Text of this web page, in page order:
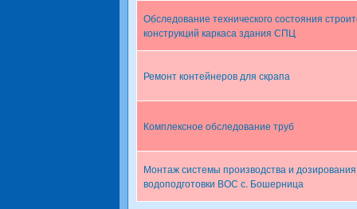
Обследование технического состояния
конструкций каркаса здания СПЦ
Ремонт контейнеров для скрапа
Комплексное обследование труб
Монтаж системы производства и
водоподготовки ВОС с. Бошерница